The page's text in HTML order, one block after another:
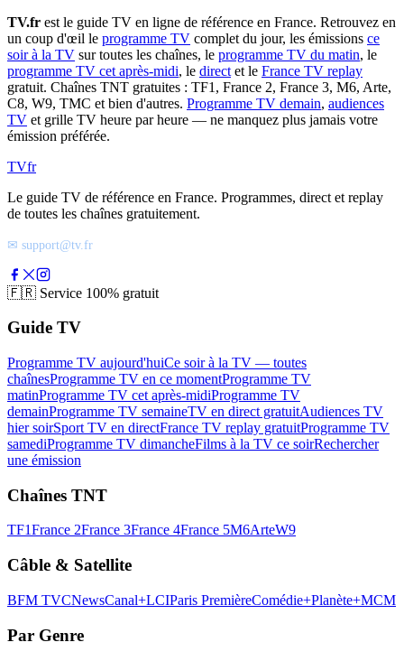
TV.fr est le guide TV en ligne de référence en France. Retrouvez en
un coup d'œil le programme TV complet du jour, les émissions ce
soir à la TV sur toutes les chaînes, le programme TV du matin, le
programme TV cet après-midi, le direct et le France TV replay
gratuit. Chaînes TNT gratuites : TF1, France 2, France 3, M6, Arte,
C8, W9, TMC et bien d'autres. Programme TV demain, audiences
TV et grille TV heure par heure — ne manquez plus jamais votre
émission préférée.
TVfr
Le guide TV de référence en France. Programmes, direct et replay
de toutes les chaînes gratuitement.
✉ support@tv.fr
🇫🇷 Service 100% gratuit
Guide TV
Programme TV aujourd'huiCe soir à la TV — toutes
chaînesProgramme TV en ce momentProgramme TV
matinProgramme TV cet après-midiProgramme TV
demainProgramme TV semaineTV en direct gratuitAudiences TV
hier soirSport TV en directFrance TV replay gratuitProgramme TV
samediProgramme TV dimancheFilms à la TV ce soirRechercher
une émission
Chaînes TNT
TF1France 2France 3France 4France 5M6ArteW9
Câble & Satellite
BFM TVCNewsCanal+LCIParis PremièreComédie+Planète+MCM
Par Genre